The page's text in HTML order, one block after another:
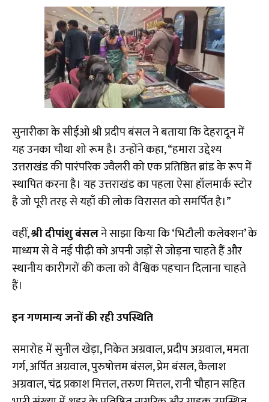
​सुनारीका के सीईओ श्री प्रदीप बंसल ने बताया कि देहरादून में
यह उनका चौथा शो रूम है। उन्होंने कहा, “हमारा उद्देश्य
उत्तराखंड की पारंपरिक ज्वैलरी को एक प्रतिष्ठित ब्रांड के रूप में
स्थापित करना है। यह उत्तराखंड का पहला ऐसा हॉलमार्क स्टोर
है जो पूरी तरह से यहाँ की लोक विरासत को समर्पित है।”
​वहीं,श्री दीपांशु बंसलने साझा किया कि ‘भिटौली कलेक्शन’ के
माध्यम से वे नई पीढ़ी को अपनी जड़ों से जोड़ना चाहते हैं और
स्थानीय कारीगरों की कला को वैश्विक पहचान दिलाना चाहते
हैं।
इन गणमान्य जनों की रही उपस्थिति
​समारोह में सुनील खेड़ा, निकेत अग्रवाल, प्रदीप अग्रवाल, ममता
गर्ग, अर्पित अग्रवाल, पुरुषोत्तम बंसल, प्रेम बंसल, कैलाश
अग्रवाल, चंद्र प्रकाश मित्तल, तरुण मित्तल, रानी चौहान सहित